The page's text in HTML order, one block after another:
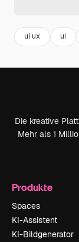
ui ux ui
Die kreative
Mehr als 1
Produkte
Spaces
KI-Assistent
KI-Bildgenerator